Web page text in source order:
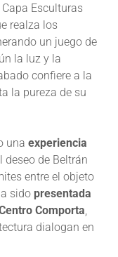
Esculturas
realza los
un juego de
la luz y la
confiere a la
la pureza de su
una experiencia
deseo de Beltrán
entre el objeto
sido presentada
Comporta,
dialogan en